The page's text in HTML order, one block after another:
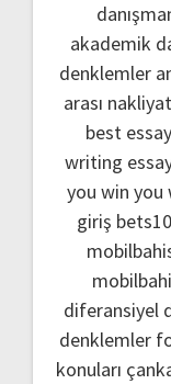
akademik
denklemler
arası
best essay
writing
you win you
giriş
diferansiyel
denklemler
konuları